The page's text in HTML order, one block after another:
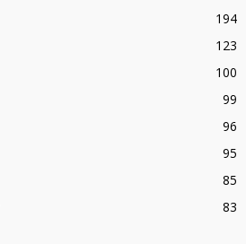
194
123
100
99
96
95
85
83